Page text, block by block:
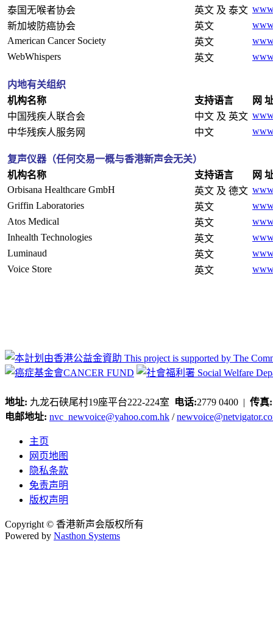
泰国无喉者协会
英文 及 泰文
新加坡防癌协会
英文
American Cancer Society
英文
WebWhispers
英文
内地有关组织
机构名称
支持语言
网
中国残疾人联合会
中文 及 英文
中华残疾人服务网
中文
复声仪器（任何交易一概与香港新声会无关）
机构名称
支持语言
网
Orbisana Healthcare GmbH
英文 及 德文
Griffin Laboratories
英文
Atos Medical
英文
Inhealth Technologies
英文
Luminaud
英文
Voice Store
英文
地址: 九龙石硖尾村19座平台222-224室 电话:2779 0400 | 传
电邮地址: nvc_newvoice@yahoo.com.hk /
主页
网页地图
隐私条款
免责声明
版权声明
Copyright © 香港新声会版权所有
Powered by Nasthon Systems